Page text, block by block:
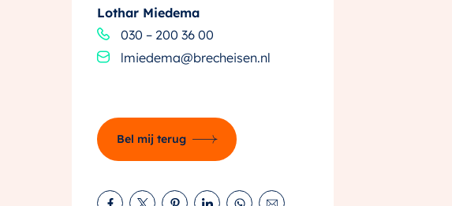
Lothar Miedema
030 – 200 36 00
lmiedema@brecheisen.nl
Bel mij terug